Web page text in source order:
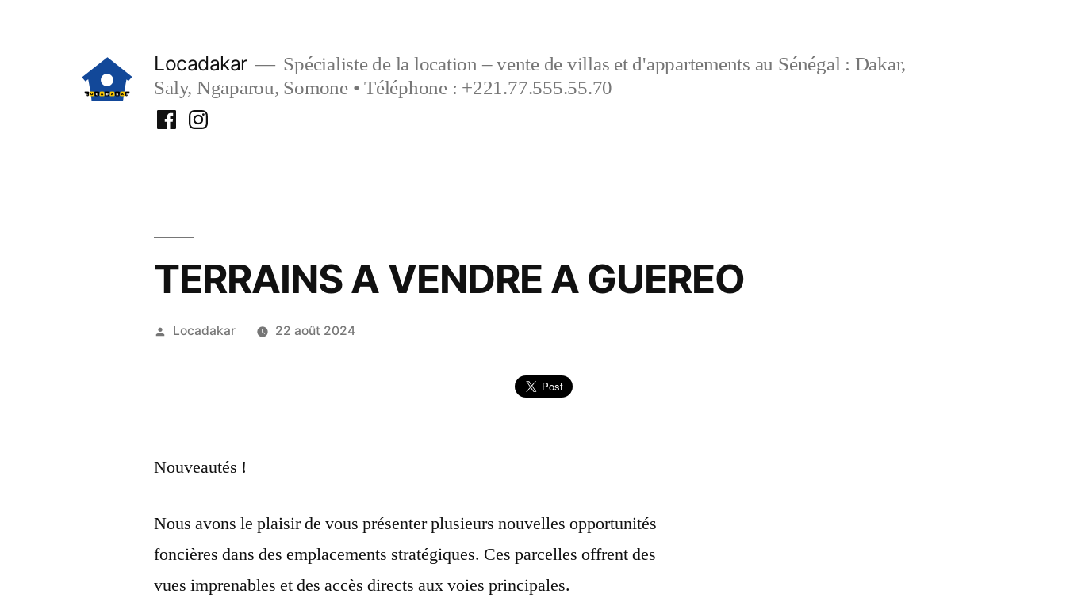
Locadakar
Spécialiste de la location – vente de villas et d'appartements au Sénégal : Dakar,
Saly, Ngaparou, Somone • Téléphone : +221.77.555.55.70
FacebookInstagram
TERRAINS A VENDRE A GUEREO
Publié
Locadakar 22 août 2024
Nouveautés !
Nous avons le plaisir de vous présenter plusieurs nouvelles opportunités
foncières dans des emplacements stratégiques. Ces parcelles offrent des
vues imprenables et des accès directs aux voies principales.